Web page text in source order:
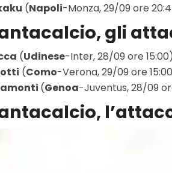
(Napoli-Monza, 29/09 ore
gli
(Udinese-Inter, 28/09 ore
(Como-Verona, 29/09 ore
(Genoa-Juventus, 28/09